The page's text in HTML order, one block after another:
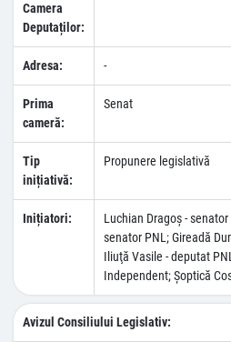
Camera
Deputaților:
Adresa: -
Prima
cameră:
Senat
Tip
inițiativă:
Propunere legislativă
Inițiatori:
Luchian Dragoş -
senator PNL; Gireadă
Iliuţă Vasile - deputat
Independent; Şoptică
Avizul Consiliului Legislativ: